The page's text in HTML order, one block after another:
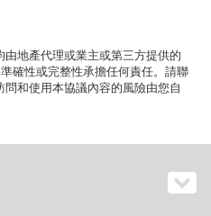
地產代理或業主或第三方提供的
確性或完整性承擔任何責任。請聯
和使用本協議內容的風險由您自